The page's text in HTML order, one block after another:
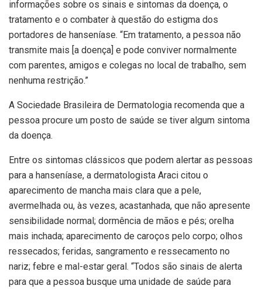
informações sobre os sinais e sintomas da doença, o
tratamento e o combater à questão do estigma dos
portadores de hanseníase. “Em tratamento, a pessoa não
transmite mais [a doença] e pode conviver normalmente
com parentes, amigos e colegas no local de trabalho, sem
nenhuma restrição.”
A Sociedade Brasileira de Dermatologia recomenda que a
pessoa procure um posto de saúde se tiver algum sintoma
da doença.
Entre os sintomas clássicos que podem alertar as pessoas
para a hanseníase, a dermatologista Araci citou o
aparecimento de mancha mais clara que a pele,
avermelhada ou, às vezes, acastanhada, que não apresente
sensibilidade normal; dormência de mãos e pés; orelha
mais inchada; aparecimento de caroços pelo corpo; olhos
ressecados; feridas, sangramento e ressecamento no
nariz; febre e mal-estar geral. “Todos são sinais de alerta
para que a pessoa busque uma unidade de saúde para